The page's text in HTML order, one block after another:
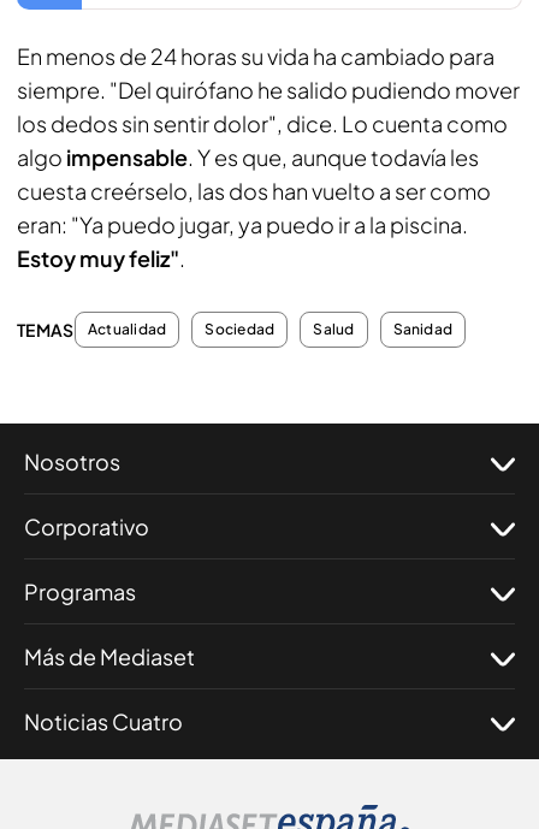
En menos de 24 horas su vida ha cambiado para
siempre. "Del quirófano he salido pudiendo mover
los dedos sin sentir dolor", dice. Lo cuenta como
algo impensable. Y es que, aunque todavía les
cuesta creérselo, las dos han vuelto a ser como
eran: "Ya puedo jugar, ya puedo ir a la piscina.
Estoy muy feliz".
TEMAS Actualidad Sociedad Salud Sanidad
Nosotros
Corporativo
Programas
Más de Mediaset
Noticias Cuatro